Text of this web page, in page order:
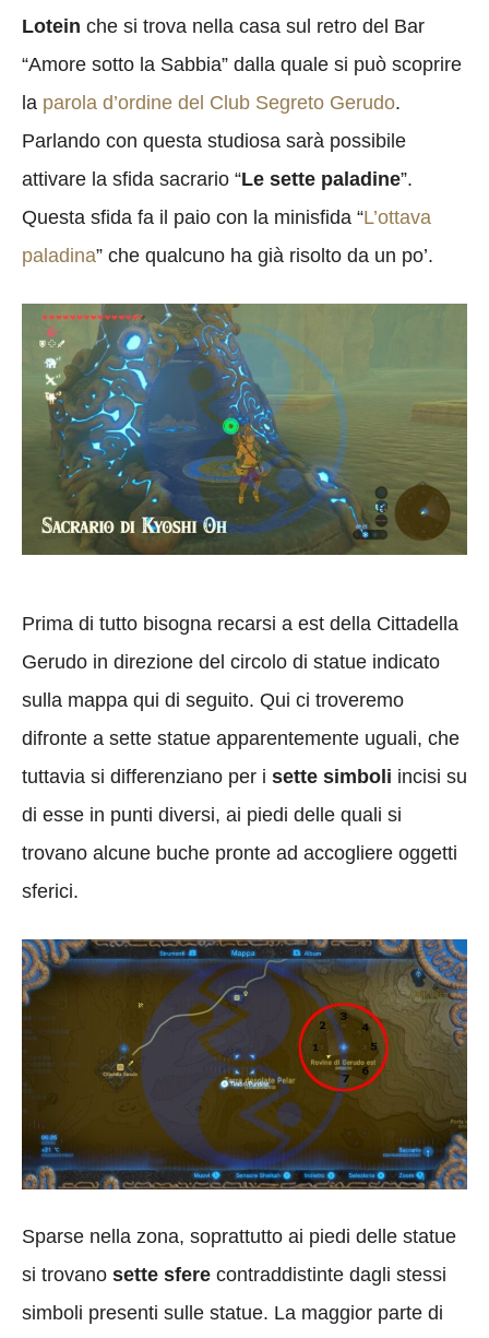
Lotein che si trova nella casa sul retro del Bar
“Amore sotto la Sabbia” dalla quale si può scoprire
la parola d’ordine del Club Segreto Gerudo.
Parlando con questa studiosa sarà possibile
attivare la sfida sacrario “Le sette paladine”.
Questa sfida fa il paio con la minisfida “L’ottava
paladina” che qualcuno ha già risolto da un po’.
Prima di tutto bisogna recarsi a est della Cittadella
Gerudo in direzione del circolo di statue indicato
sulla mappa qui di seguito. Qui ci troveremo
difronte a sette statue apparentemente uguali, che
tuttavia si differenziano per i sette simboli incisi su
di esse in punti diversi, ai piedi delle quali si
trovano alcune buche pronte ad accogliere oggetti
sferici.
Sparse nella zona, soprattutto ai piedi delle statue
si trovano sette sfere contraddistinte dagli stessi
simboli presenti sulle statue. La maggior parte di